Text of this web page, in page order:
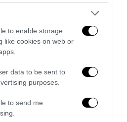
to enable storage
like cookies on web or
data to be sent to
purposes.
to send me
σχετικά με τοπότε
ονόματα
δικογραφία για την
ξεκαθάρισε ότι αυτό
διαβιβαστεί
υλικού, κάτι που